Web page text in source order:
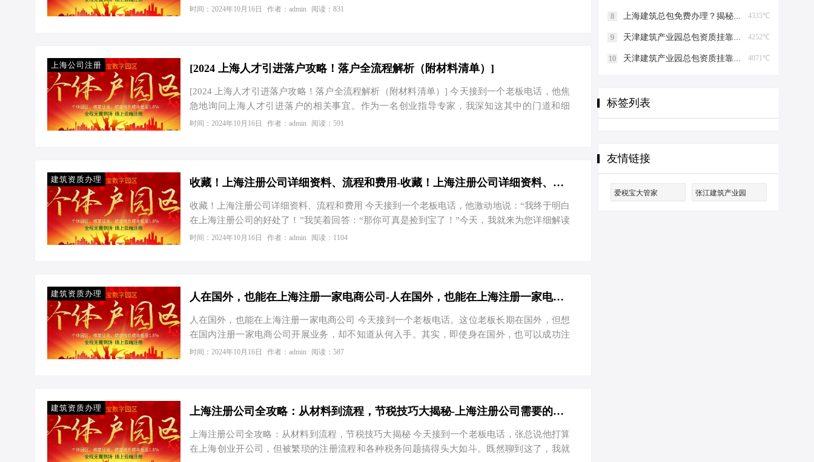
我说说该咋办啊？”嘿呀，这可真是个热门话题呢，咱可得好好唠唠。 先来说说这 2025 年延迟
这可是不少的利润呢。如果是有限公司，那所得税得 25%，这就去掉了 125…
时间：2024年10月16日 作者：admin 阅读：831
上海公司注册 [2024 上海人才引进落户攻略！落户全流程解析（附材料清单）]
[2024 上海人才引进落户攻略！落户全流程解析（附材料清单）] 今天接到一个老板电话，他焦
急地询问上海人才引进落户的相关事宜。作为一名创业指导专家，我深知这其中的门道和细
节，于是决定为他详细解答。 上海人才引进落户政策一直备受关注，吸引了众多优秀人才前来
二、落户流程 准备材料 身份证、户口本； 学历证书、学位证书； 专业技术职务任职资…
时间：2024年10月16日 作者：admin 阅读：591
建筑资质办理 收藏！上海注册公司详细资料、流程和费用-收藏！上海注册公司详细资料、流程和费用
收藏！上海注册公司详细资料、流程和费用 今天接到一个老板电话，他激动地说：“我终于明白
在上海注册公司的好处了！”我笑着回答：“那你可真是捡到宝了！”今天，我就来为您详细解读
一下上海注册公司的那些事儿，让您轻松上手，省钱又省心。 一、选择公司类型 注册公司时，
家咖啡店，那经营范围里就得写上“餐饮服务”。当然，你也可以多写几项，为未来可能的转型
时间：2024年10月16日 作者：admin 阅读：1104
建筑资质办理 人在国外，也能在上海注册一家电商公司-人在国外，也能在上海注册一家电商公司
人在国外，也能在上海注册一家电商公司 今天接到一个老板电话。这位老板长期在国外，但想
在国内注册一家电商公司开展业务，却不知道从何入手。其实，即使身在国外，也可以成功注
册并运营一家上海的电商公司，而且还能实现节税优化。下面，我将为大家详细讲解如何操
对于电商行业来说，可以选择注册为“有限公司”或“个体工商户”。有限公司适合规模较大、计划
时间：2024年10月16日 作者：admin 阅读：587
建筑资质办理 上海注册公司全攻略：从材料到流程，节税技巧大揭秘-上海注册公司需要的材料及流程
上海注册公司全攻略：从材料到流程，节税技巧大揭秘 今天接到一个老板电话，张总说他打算
在上海创业开公司，但被繁琐的注册流程和各种税务问题搞得头大如斗。既然聊到这了，我就
4335℃
8 上海建筑总包免费办理？揭秘节税高招！上海建筑总包免费办理吗？
4252℃
9 天津建筑产业园总包资质挂靠的那些事儿天津建筑产业园总包资质挂靠
4071℃
10 天津建筑产业园总包资质挂靠的那些事儿天津建筑产业园总包资质挂靠
标签列表
友情链接
爱税宝大管家 张江建筑产业园